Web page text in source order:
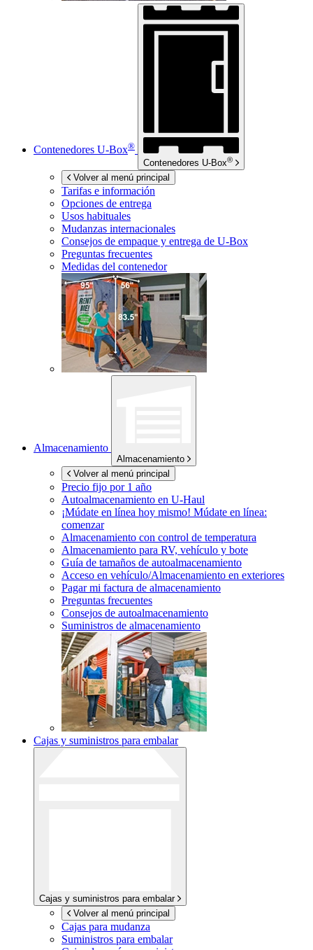
Contenedores U-Box®
Contenedores U-Box®
Volver al menú principal
Tarifas e información
Opciones de entrega
Usos habituales
Mudanzas internacionales
Consejos de empaque y entrega de U-Box
Preguntas frecuentes
Medidas del contenedor
Almacenamiento
Almacenamiento
Volver al menú principal
Precio fijo por 1 año
Autoalmacenamiento en U-Haul
¡Múdate en línea hoy mismo! Múdate en línea:
comenzar
Almacenamiento con control de temperatura
Almacenamiento para RV, vehículo y bote
Guía de tamaños de autoalmacenamiento
Acceso en vehículo/Almacenamiento en exteriores
Pagar mi factura de almacenamiento
Preguntas frecuentes
Consejos de autoalmacenamiento
Suministros de almacenamiento
Cajas y suministros para embalar
Cajas y suministros para embalar
Volver al menú principal
Cajas para mudanza
Suministros para embalar